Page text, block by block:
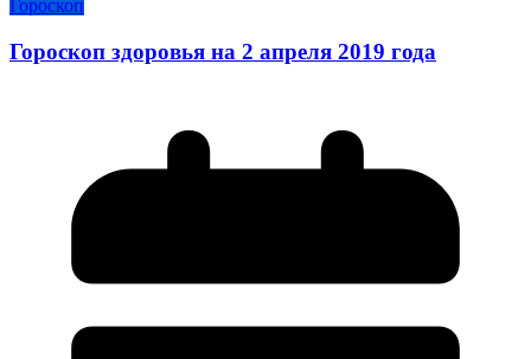
Гороскоп
Гороскоп здоровья на 2 апреля 2019 года